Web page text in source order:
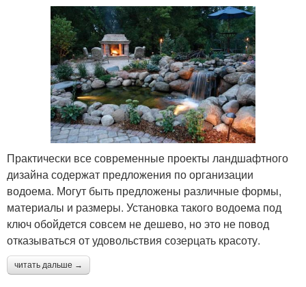
Практически все современные проекты ландшафтного
дизайна содержат предложения по организации
водоема. Могут быть предложены различные формы,
материалы и размеры. Установка такого водоема под
ключ обойдется совсем не дешево, но это не повод
отказываться от удовольствия созерцать красоту.
читать дальше →